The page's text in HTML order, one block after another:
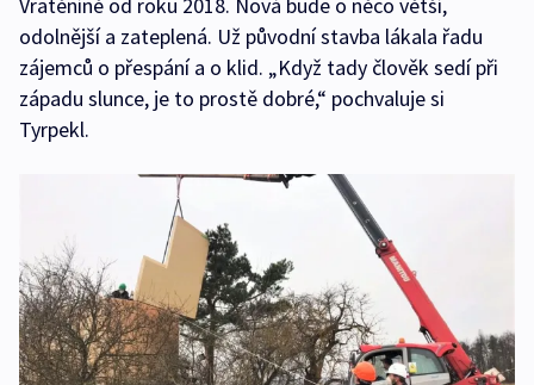
odolnější a zateplená. Už původní stavba lákala řadu
zájemců o přespání a o klid. „Když tady člověk sedí při
západu slunce, je to prostě dobré,“ pochvaluje si
Tyrpekl.